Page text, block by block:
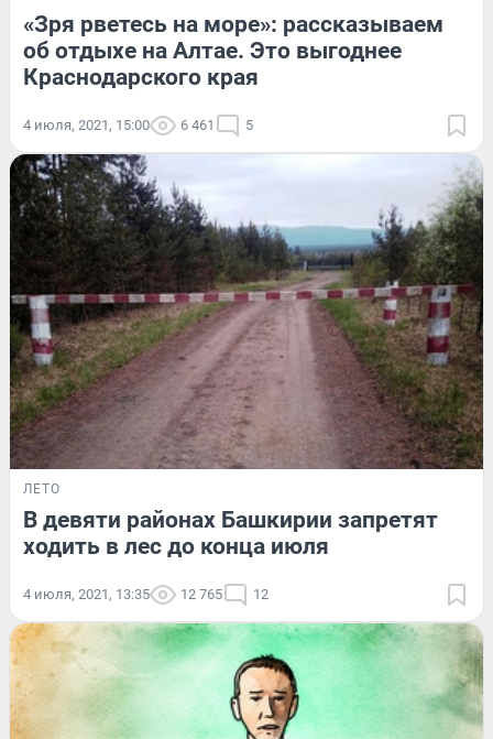
«Зря рветесь на море»: рассказываем
об отдыхе на Алтае. Это выгоднее
Краснодарского края
4 июля, 2021, 15:00 6 461 5
ЛЕТО
В девяти районах Башкирии запретят
ходить в лес до конца июля
4 июля, 2021, 13:35 12 765 12